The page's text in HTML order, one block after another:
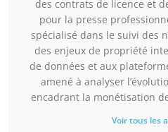
des contrats de licence et
pour la presse
spécialisé dans le suivi des
des enjeux de propriété
de données et aux
amené à analyser
encadrant la monétisation
Voir tous les